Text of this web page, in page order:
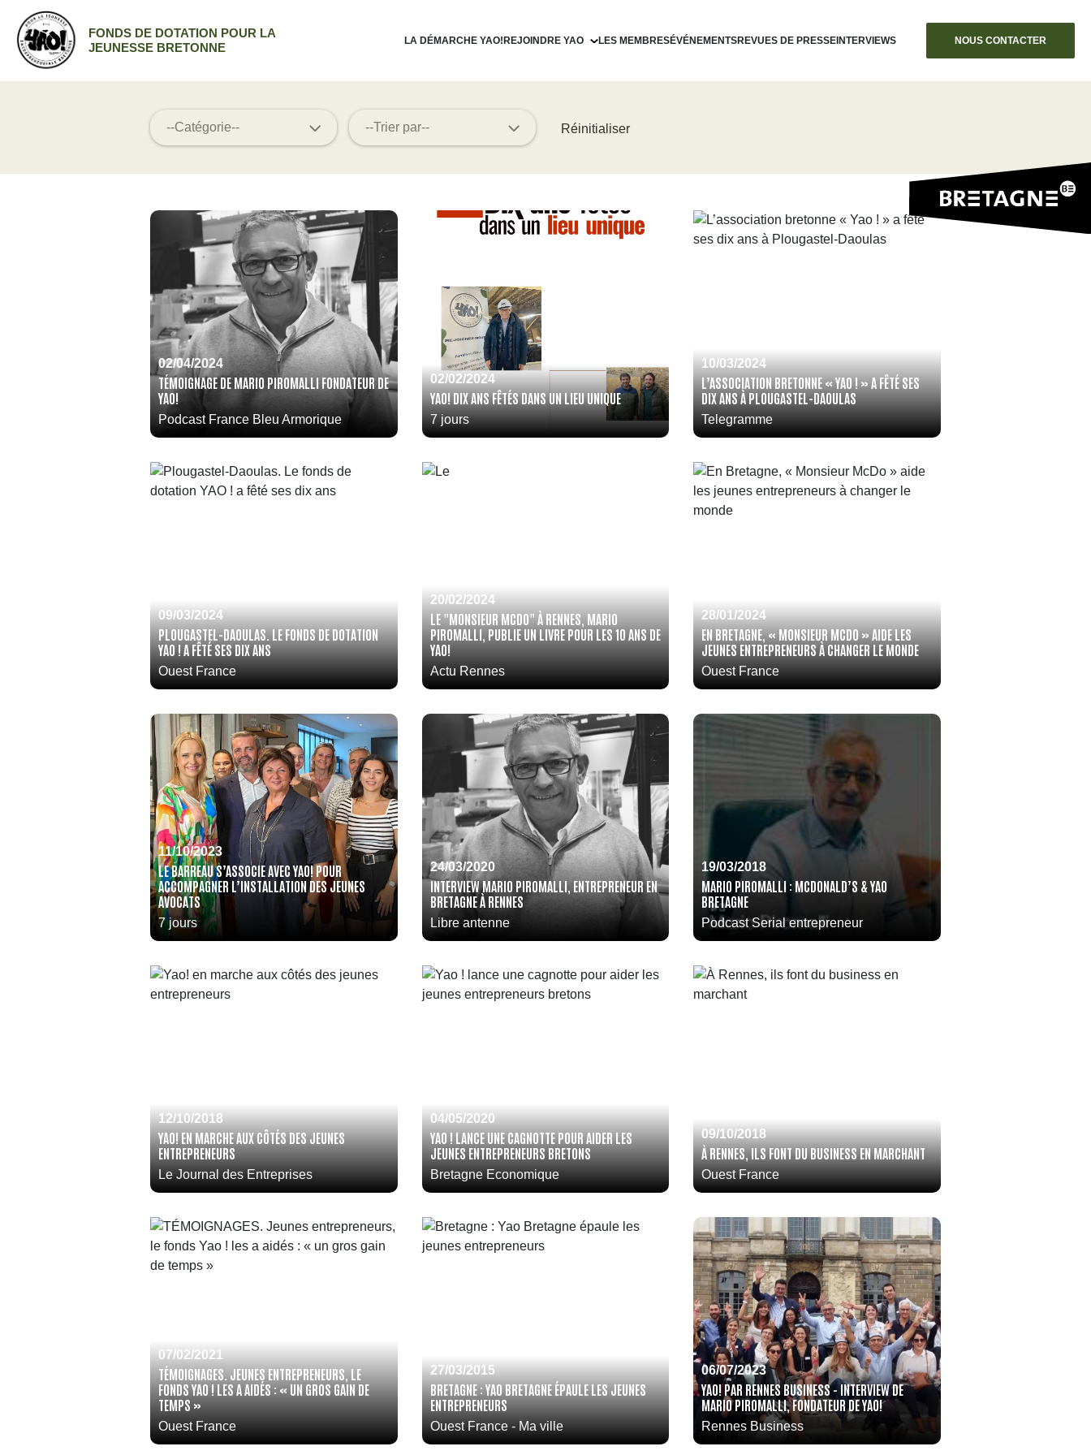
FONDS DE DOTATION POUR LA
JEUNESSE BRETONNE
LA DÉMARCHE YAO! REJOINDRE YAO
Devenir filleul
LES MEMBRESÉVÉNEMENTSREVUES DE PRESSE INTERVIEWS NOUS CONTACTER
Réinitialiser
02/04/2024
TÉMOIGNAGE DE MARIO PIROMALLI FONDATEUR DE
YAO!
Podcast France Bleu Armorique
02/02/2024
YAO! DIX ANS FÊTÉS DANS UN LIEU UNIQUE
7 jours
10/03/2024
L’ASSOCIATION BRETONNE « YAO ! » A FÊTÉ SES
DIX ANS À PLOUGASTEL-DAOULAS
Telegramme
09/03/2024
PLOUGASTEL-DAOULAS. LE FONDS DE DOTATION
YAO ! A FÊTÉ SES DIX ANS
Ouest France
20/02/2024
LE "MONSIEUR MCDO" À RENNES, MARIO
PIROMALLI, PUBLIE UN LIVRE POUR LES 10 ANS DE
YAO!
Actu Rennes
28/01/2024
EN BRETAGNE, « MONSIEUR MCDO » AIDE LES
JEUNES ENTREPRENEURS À CHANGER LE MONDE
Ouest France
11/10/2023
LE BARREAU S’ASSOCIE AVEC YAO! POUR
ACCOMPAGNER L’INSTALLATION DES JEUNES
AVOCATS
7 jours
24/03/2020
INTERVIEW MARIO PIROMALLI, ENTREPRENEUR EN
BRETAGNE À RENNES
Libre antenne
19/03/2018
MARIO PIROMALLI : MCDONALD’S & YAO
BRETAGNE
Podcast Serial entrepreneur
12/10/2018
YAO! EN MARCHE AUX CÔTÉS DES JEUNES
ENTREPRENEURS
Le Journal des Entreprises
04/05/2020
YAO ! LANCE UNE CAGNOTTE POUR AIDER LES
JEUNES ENTREPRENEURS BRETONS
Bretagne Economique
09/10/2018
À RENNES, ILS FONT DU BUSINESS EN MARCHANT
Ouest France
07/02/2021
TÉMOIGNAGES. JEUNES ENTREPRENEURS, LE
FONDS YAO ! LES A AIDÉS : « UN GROS GAIN DE
TEMPS »
Ouest France
27/03/2015
BRETAGNE : YAO BRETAGNE ÉPAULE LES JEUNES
ENTREPRENEURS
Ouest France - Ma ville
06/07/2023
YAO! PAR RENNES BUSINESS - INTERVIEW DE
MARIO PIROMALLI, FONDATEUR DE YAO!
Rennes Business